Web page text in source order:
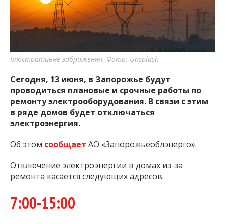
важную информацию о событиях
города Запорожья и области.
Ілюстративне зображення. Фото: Unsplash
Сегодня, 13 июня, в Запорожье будут
проводиться плановые и срочные работы по
ремонту электрооборудования. В связи с этим
в ряде домов будет отключаться
электроэнергия.
Об этом сообщает АО «Запорожьеоблэнерго».
Отключение электроэнергии в домах из-за
ремонта касается следующих адресов:
7:00-15:00